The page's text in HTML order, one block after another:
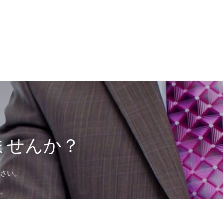
んか？
い。